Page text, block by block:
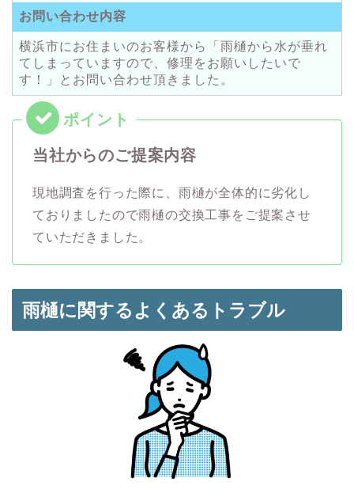
お問い合わせ内容
横浜市にお住まいのお客様から「雨樋から水が垂れ
てしまっていますので、修理をお願いしたいで
す！」とお問い合わせ頂きました。
当社からのご提案内容
現地調査を行った際に、雨樋が全体的に劣化し
ておりましたので雨樋の交換工事をご提案させ
ていただきました。
雨樋に関するよくあるトラブル